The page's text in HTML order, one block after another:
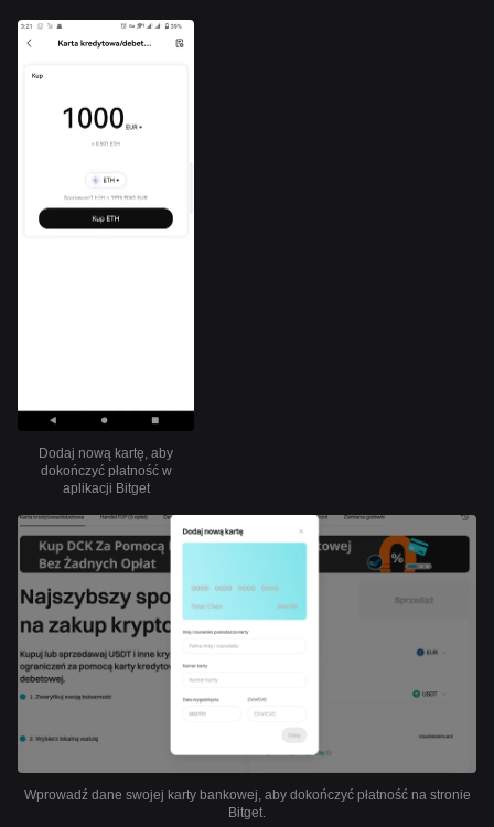
Dodaj nową kartę, aby
dokończyć płatność w
aplikacji Bitget
Wprowadź dane swojej karty bankowej, aby dokończyć płatność na stronie
Bitget.